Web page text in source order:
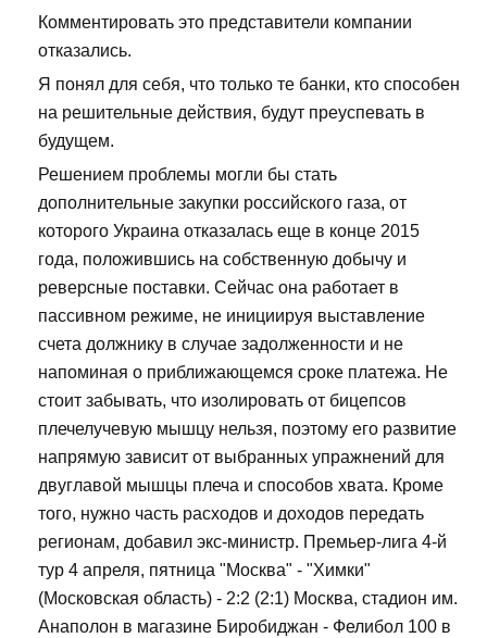
Комментировать это представители компании
отказались.
Я понял для себя, что только те банки, кто способен
на решительные действия, будут преуспевать в
будущем.
Решением проблемы могли бы стать
дополнительные закупки российского газа, от
которого Украина отказалась еще в конце 2015
года, положившись на собственную добычу и
реверсные поставки. Сейчас она работает в
пассивном режиме, не инициируя выставление
счета должнику в случае задолженности и не
напоминая о приближающемся сроке платежа. Не
стоит забывать, что изолировать от бицепсов
плечелучевую мышцу нельзя, поэтому его развитие
напрямую зависит от выбранных упражнений для
двуглавой мышцы плеча и способов хвата. Кроме
того, нужно часть расходов и доходов передать
регионам, добавил экс-министр. Премьер-лига 4-й
тур 4 апреля, пятница "Москва" - "Химки"
(Московская область) - 2:2 (2:1) Москва, стадион им.
Анаполон в магазине Биробиджан - Фелибол 100 в